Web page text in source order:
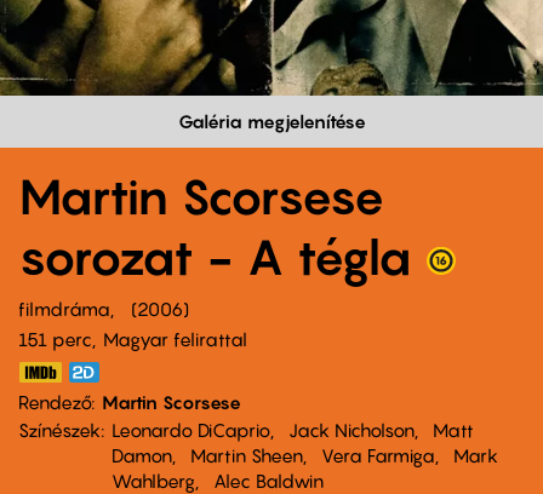
Galéria megjelenítése
Martin Scorsese
sorozat - A tégla
filmdráma
2006
151 perc,
Magyar felirattal
Rendező Martin Scorsese
Színészek
Leonardo DiCaprio Jack Nicholson
Matt
Damon
Martin Sheen Vera Farmiga
Mark
Wahlberg
Alec Baldwin